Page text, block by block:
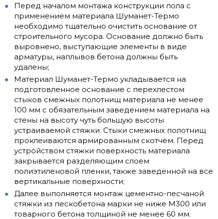
Перед началом монтажа конструкции пола с
применением материала Шуманет-Термо
необходимо тщательно очистить основание от
строительного мусора. Основание должно быть
выровнено, выступающие элементы в виде
арматуры, наплывов бетона должны быть
удалены;
Материал Шуманет-Термо укладывается на
подготовленное основание с перехлестом
стыков смежных полотнищ материала не менее
100 мм с обязательным заведением материала на
стены на высоту чуть большую высоты
устраиваемой стяжки. Стыки смежных полотнищ
проклеиваются армированным скотчем. Перед
устройством стяжки поверхность материала
закрывается разделяющим слоем
полиэтиленовой пленки, также заведенной на все
вертикальные поверхности;
Далее выполняется монтаж цементно-песчаной
стяжки из пескобетона марки не ниже М300 или
товарного бетона толщиной не менее 60 мм.